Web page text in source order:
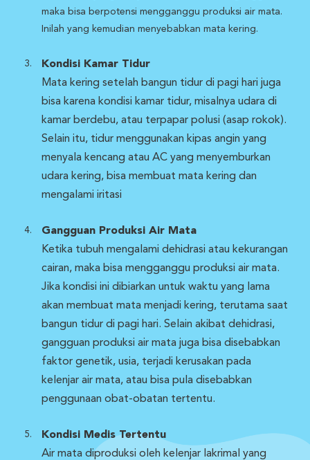
maka bisa berpotensi mengganggu produksi air mata.
Inilah yang kemudian menyebabkan mata kering.
Kondisi Kamar Tidur
Mata kering setelah bangun tidur di pagi hari juga
bisa karena kondisi kamar tidur, misalnya udara di
kamar berdebu, atau terpapar polusi (asap rokok).
Selain itu, tidur menggunakan kipas angin yang
menyala kencang atau AC yang menyemburkan
udara kering, bisa membuat mata kering dan
mengalami iritasi
Gangguan Produksi Air Mata
Ketika tubuh mengalami dehidrasi atau kekurangan
cairan, maka bisa mengganggu produksi air mata.
Jika kondisi ini dibiarkan untuk waktu yang lama
akan membuat mata menjadi kering, terutama saat
bangun tidur di pagi hari. Selain akibat dehidrasi,
gangguan produksi air mata juga bisa disebabkan
faktor genetik, usia, terjadi kerusakan pada
kelenjar air mata, atau bisa pula disebabkan
penggunaan obat-obatan tertentu.
Kondisi Medis Tertentu
Air mata diproduksi oleh kelenjar lakrimal yang